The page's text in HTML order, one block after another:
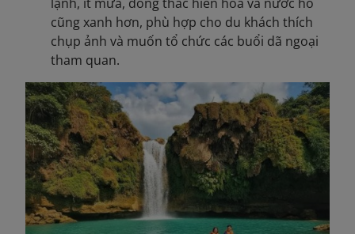
cũng xanh hơn, phù hợp cho du khách thích
chụp ảnh và muốn tổ chức các buổi dã ngoại
tham quan.